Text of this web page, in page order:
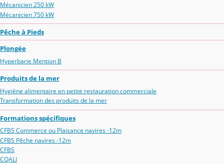
Mécanicien 250 kW
Mécanicien 750 kW
Pêche à Pieds
Plongée
Hyperbarie Mention B
Produits de la mer
Hygiène alimentaire en petite restauration commerciale
Transformation des produits de la mer
Formations spécifiques
CFBS Commerce ou Plaisance navires -12m
CFBS Pêche navires -12m
CFBS
CQALI